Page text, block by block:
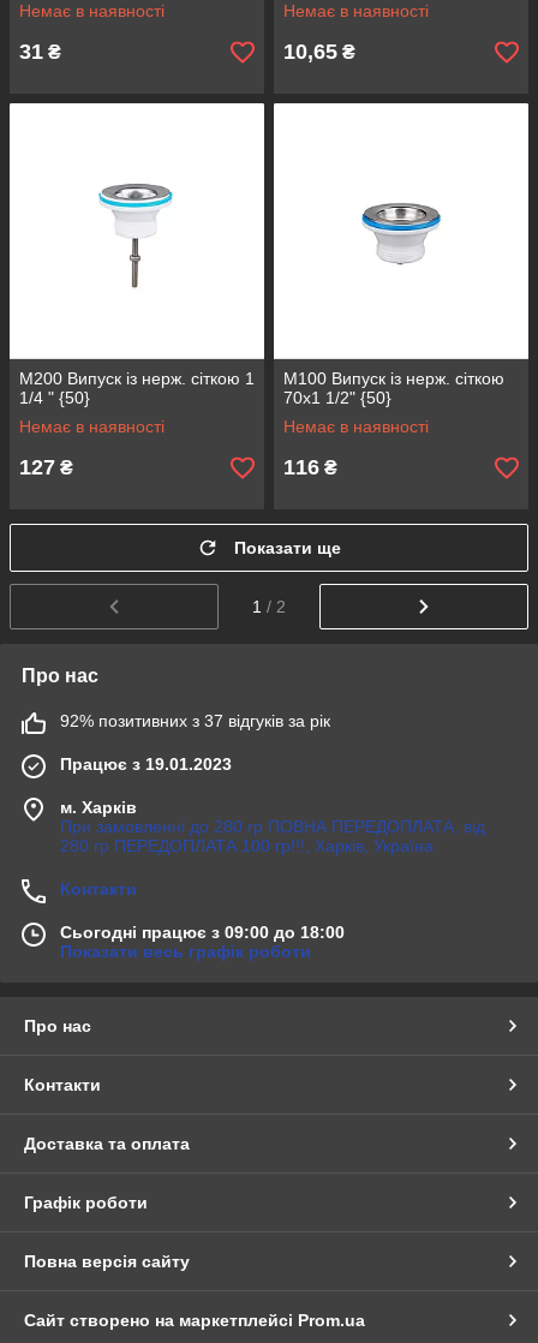
Немає в наявності
31 ₴
Немає в наявності
10,65 ₴
М200 Випуск із нерж. сіткою 1
1/4 " {50}
Немає в наявності
127 ₴
М100 Випуск із нерж. сіткою
70х1 1/2" {50}
Немає в наявності
116 ₴
Показати ще
1 / 2
Про нас
92% позитивних з 37 відгуків за рік
Працює з 19.01.2023
м. Харків
При замовленні до 280 гр ПОВНА ПЕРЕДОПЛАТА, від
280 гр ПЕРЕДОПЛАТА 100 гр!!!, Харків, Україна
Контакти
Сьогодні працює з 09:00 до 18:00
Показати весь графік роботи
Про нас
Контакти
Доставка та оплата
Графік роботи
Повна версія сайту
Сайт створено на маркетплейсі Prom.ua